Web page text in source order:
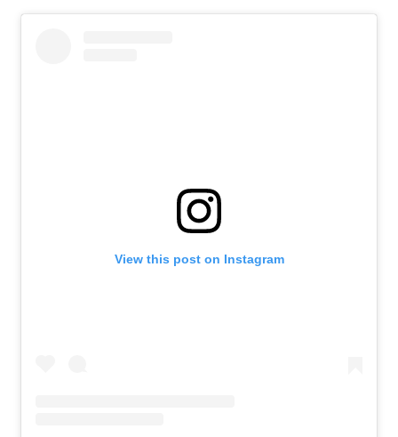
View this post on Instagram